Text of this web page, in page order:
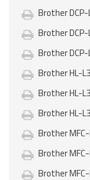
Brother
Brother
Brother
Brother HL-
Brother HL-
Brother HL-
Brother
Brother
Brother